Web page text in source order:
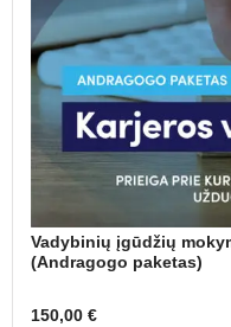
Vadybinių įgūdžių
(Andragogo paketas)
150,00 €